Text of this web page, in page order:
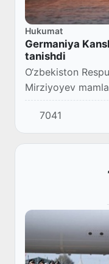
Hukumat
Germaniya
tanishdi
O‘zbekiston
Mirziyoyev
kelgan
Registon
7041